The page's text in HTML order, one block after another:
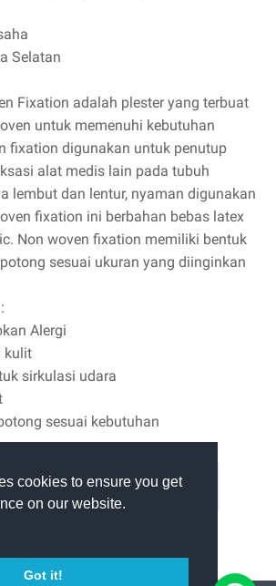
cookies to ensure you get
on our website.
Got it!
Selatan
Fixation adalah plester yang terbuat
untuk memenuhi kebutuhan
fixation digunakan untuk penutup
alat medis lain pada tubuh
lembut dan lentur, nyaman digunakan
fixation ini berbahan bebas latex
Non woven fixation memiliki bentuk
sesuai ukuran yang diinginkan
Alergi
kulit
sirkulasi udara
sesuai kebutuhan
VIA WHATSAPP